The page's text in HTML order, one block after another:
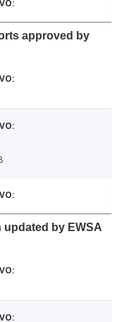
approved by
by EWSA